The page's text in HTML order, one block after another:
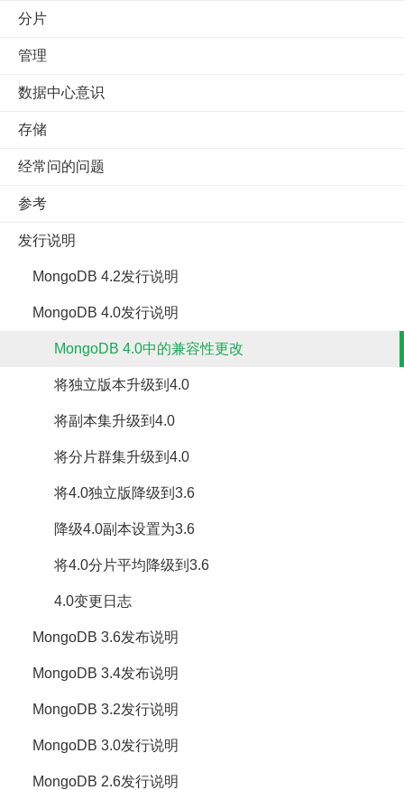
分片
管理
数据中心意识
存储
经常问的问题
参考
发行说明
MongoDB 4.2发行说明
MongoDB 4.0发行说明
MongoDB 4.0中的兼容性更改
将独立版本升级到4.0
将副本集升级到4.0
将分片群集升级到4.0
将4.0独立版降级到3.6
降级4.0副本设置为3.6
将4.0分片平均降级到3.6
4.0变更日志
MongoDB 3.6发布说明
MongoDB 3.4发布说明
MongoDB 3.2发行说明
MongoDB 3.0发行说明
MongoDB 2.6发行说明